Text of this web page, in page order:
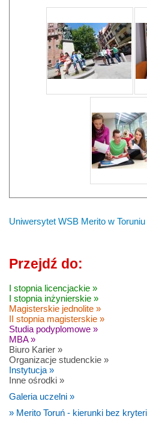
Uniwersytet WSB Merito w Toruniu
Przejdź do:
I stopnia licencjackie »
I stopnia inżynierskie »
Magisterskie jednolite »
II stopnia magisterskie »
Studia podyplomowe »
MBA »
Biuro Karier »
Organizacje studenckie »
Instytucja »
Inne ośrodki »
Galeria uczelni »
» Merito Toruń - kierunki bez